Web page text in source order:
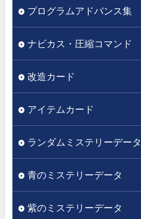
プログラムアドバンス集
ナビカス・圧縮コマンド
改造カード
アイテムカード
ランダムミステリーデータ
青のミステリーデータ
紫のミステリーデータ